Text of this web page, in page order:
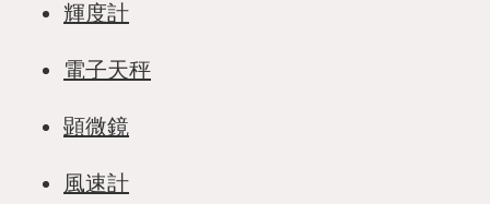
輝度計
電子天秤
顕微鏡
風速計